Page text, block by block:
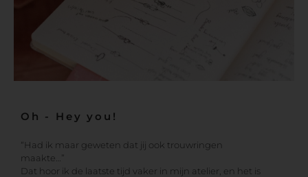
Oh - Hey you!
“Had ik maar geweten dat jij ook trouwringen
maakte…”
Dat hoor ik de laatste tijd vaker in mijn atelier, en het is